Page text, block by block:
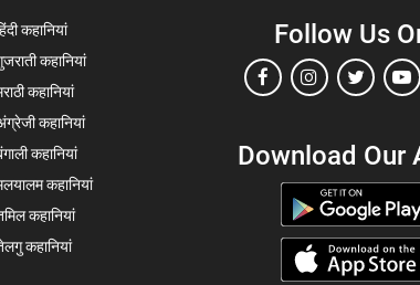
कहानियां
कहानियां
कहानियां
कहानियां
कहानियां
कहानियां
कहानियां
कहानियां
Follow Us
Download Our